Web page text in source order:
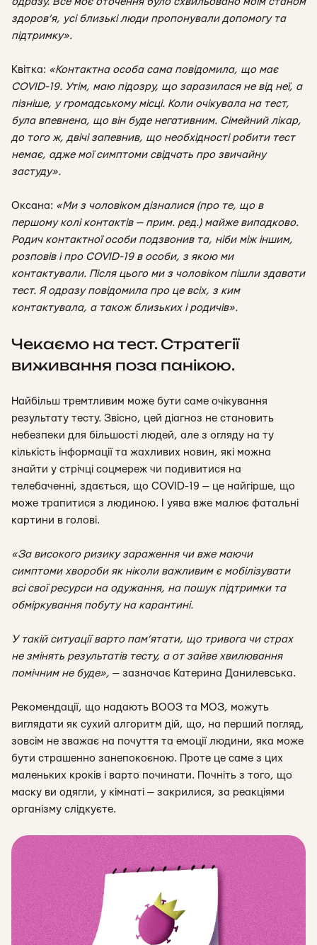
здоров’я, усі близькі люди пропонували допомогу та
підтримку».
Квітка: «Контактна особа сама повідомила, що має
COVID-19. Утім, маю підозру, що заразилася не від неї, а
пізніше, у громадському місці. Коли очікувала на тест,
була впевнена, що він буде негативним. Сімейний лікар,
до того ж, двічі запевнив, що необхідності робити тест
немає, адже мої симптоми свідчать про звичайну
застуду».
Оксана: «Ми з чоловіком дізналися (про те, що в
першому колі контактів — прим. ред.) майже випадково.
Родич контактної особи подзвонив та, ніби між іншим,
розповів і про COVID-19 в особи, з якою ми
контактували. Після цього ми з чоловіком пішли здавати
тест. Я одразу повідомила про це всіх, з ким
контактувала, а також близьких і родичів».
Чекаємо на тест. Стратегії
виживання поза панікою.
Найбільш тремтливим може бути саме очікування
результату тесту. Звісно, цей діагноз не становить
небезпеки для більшості людей, але з огляду на ту
кількість інформації та жахливих новин, які можна
знайти у стрічці соцмереж чи подивитися на
телебаченні, здається, що COVID-19 — це найгірше, що
може трапитися з людиною. І уява вже малює фатальні
картини в голові.
«За високого ризику зараження чи вже маючи
симптоми хвороби як ніколи важливим є мобілізувати
всі свої ресурси на одужання, на пошук підтримки та
обміркування побуту на карантині.
У такій ситуації варто пам’ятати, що тривога чи страх
не змінять результатів тесту, а от зайве хвилювання
помічним не буде», — зазначає Катерина Данилевська.
Рекомендації, що надають ВООЗ та МОЗ, можуть
виглядати як сухий алгоритм дій, що, на перший погляд,
зовсім не зважає на почуття та емоції людини, яка може
бути страшенно занепокоєною. Проте це саме з цих
маленьких кроків і варто починати. Почніть з того, що
маску ви одягли, у кімнаті — закрилися, за реакціями
організму слідкуєте.